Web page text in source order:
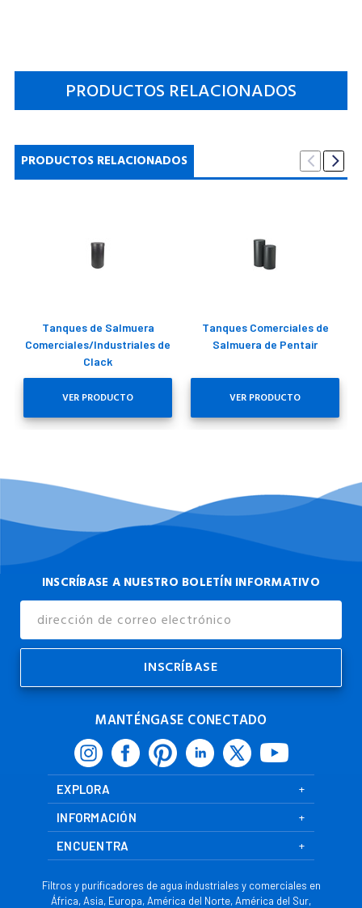
PRODUCTOS RELACIONADOS
PRODUCTOS RELACIONADOS
Tanques de Salmuera
Comerciales/Industriales de
Clack
VER PRODUCTO
Tanques Comerciales de
Salmuera de Pentair
VER PRODUCTO
INSCRÍBASE A NUESTRO BOLETÍN INFORMATIVO
Correo
MANTÉNGASE CONECTADO
EXPLORA
INFORMACIÓN
ENCUENTRA
Filtros y purificadores de agua industriales y comerciales en
África, Asia, Europa, América del Norte, América del Sur,